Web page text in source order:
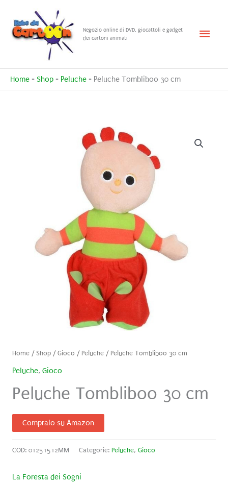
contenuto
Negozio online di DVD, giocattoli e gadget
dei cartoni animati
Menu
Home - Shop - Peluche - Peluche Tombliboo 30 cm
Home/ Shop/Gioco / Peluche/ Peluche Tombliboo 30 cm
Peluche, Gioco
Peluche Tombliboo 30 cm
Compralo su Amazon
COD: 01251512MM Categorie: Peluche, Gioco
La Foresta dei Sogni